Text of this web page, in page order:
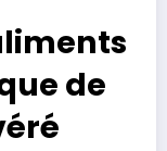
de